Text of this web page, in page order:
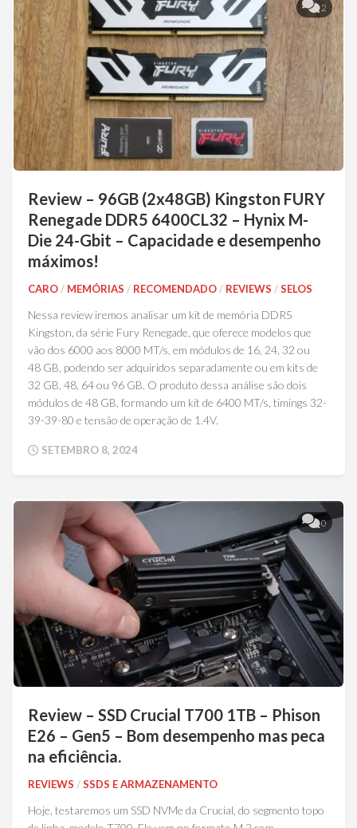
2
Review – 96GB (2x48GB) Kingston FURY
Renegade DDR5 6400CL32 – Hynix M-
Die 24-Gbit – Capacidade e desempenho
máximos!
CARO/ MEMÓRIAS / RECOMENDADO/ REVIEWS /SELOS
Nessa review iremos analisar um kit de memória DDR5
Kingston, da série Fury Renegade, que oferece modelos que
vão dos 6000 aos 8000 MT/s, em módulos de 16, 24, 32 ou
48 GB, podendo ser adquiridos separadamente ou em kits de
32 GB, 48, 64 ou 96 GB. O produto dessa análise são dois
módulos de 48 GB, formando um kit de 6400 MT/s, timings 32-
39-39-80 e tensão de operação de 1.4V.
SETEMBRO 8, 2024
0
Review – SSD Crucial T700 1TB – Phison
E26 – Gen5 – Bom desempenho mas peca
na eficiência.
REVIEWS /SSDS E ARMAZENAMENTO
Hoje, testaremos um SSD NVMe da Crucial, do segmento topo